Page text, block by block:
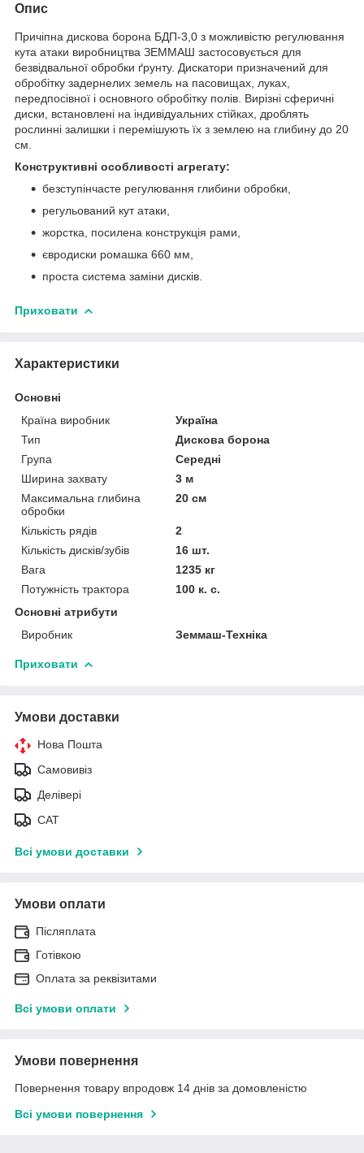
Опис
Причіпна дискова борона БДП-3,0 з можливістю регулювання
кута атаки виробництва ЗЕММАШ застосовується для
безвідвальної обробки ґрунту. Дискатори призначений для
обробітку задернелих земель на пасовищах, луках,
передпосівної і основного обробітку полів. Вирізні сферичні
диски, встановлені на індивідуальних стійках, дроблять
рослинні залишки і перемішують їх з землею на глибину до 20
см.
Конструктивні особливості агрегату:
безступінчасте регулювання глибини обробки,
регульований кут атаки,
жорстка, посилена конструкція рами,
євродиски ромашка 660 мм,
проста система заміни дисків.
Приховати
Характеристики
Основні
Країна виробник
Україна
Тип
Дискова борона
Група
Середні
Ширина захвату
3 м
Максимальна глибина
обробки
20 см
Кількість рядів
2
Кількість дисків/зубів
16 шт.
Вага
1235 кг
Потужність трактора
100 к. с.
Основні атрибути
Виробник
Земмаш-Техніка
Приховати
Умови доставки
Нова Пошта
Самовивіз
Делівері
САТ
Всі умови доставки
Умови оплати
Післяплата
Готівкою
Оплата за реквізитами
Всі умови оплати
Умови повернення
Повернення товару впродовж 14 днів за домовленістю
Всі умови повернення